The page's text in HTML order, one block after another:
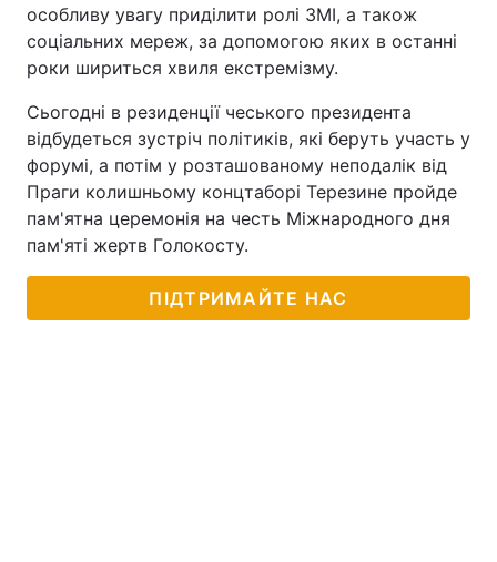
Тема оформлення
особливу увагу приділити ролі ЗМІ, а також
соціальних мереж, за допомогою яких в останні
роки шириться хвиля екстремізму.
Сьогодні в резиденції чеського президента
відбудеться зустріч політиків, які беруть участь у
форумі, а потім у розташованому неподалік від
Праги колишньому концтаборі Терезине пройде
пам'ятна церемонія на честь Міжнародного дня
пам'яті жертв Голокосту.
ПІДТРИМАЙТЕ НАС